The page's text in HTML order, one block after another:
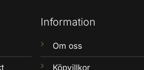
Information
Om oss
Köpvillkor